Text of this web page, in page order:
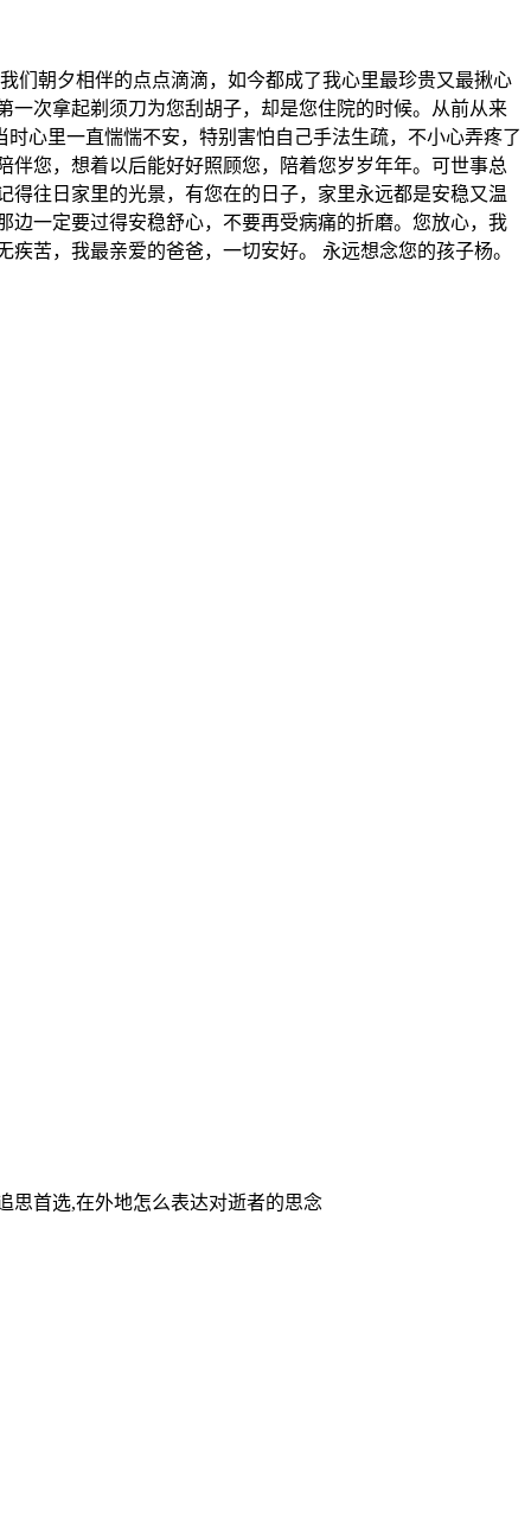
们朝夕相伴的点点滴滴，如今都成了我心里最珍贵又最揪心
次拿起剃须刀为您刮胡子，却是您住院的时候。从前从来
心里一直惴惴不安，特别害怕自己手法生疏，不小心弄疼了
您，想着以后能好好照顾您，陪着您岁岁年年。可世事总
往日家里的光景，有您在的日子，家里永远都是安稳又温
一定要过得安稳舒心，不要再受病痛的折磨。您放心，我
苦，我最亲爱的爸爸，一切安好。 永远想念您的孩子杨。
思首选,在外地怎么表达对逝者的思念